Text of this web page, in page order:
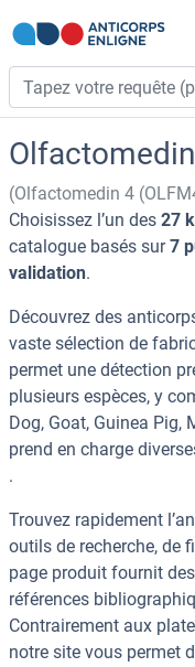
(Olfactomedin 4
Choisissez l’un des 27
catalogue basés sur7
validation.
Découvrez des
vaste sélection de
permet une détection
plusieurs espèces, y
Dog, Goat, Guinea Pig,
prend en charge
.
Trouvez rapidement
outils de recherche, de
page produit fournit
références
Contrairement aux
notre site vous permet